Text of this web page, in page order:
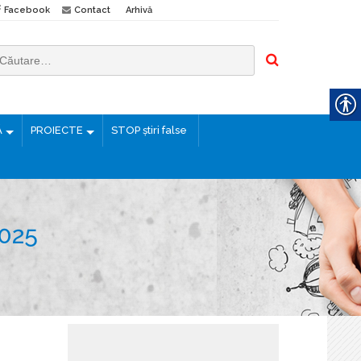
Facebook Contact Arhivă
PROIECTE STOP știri false